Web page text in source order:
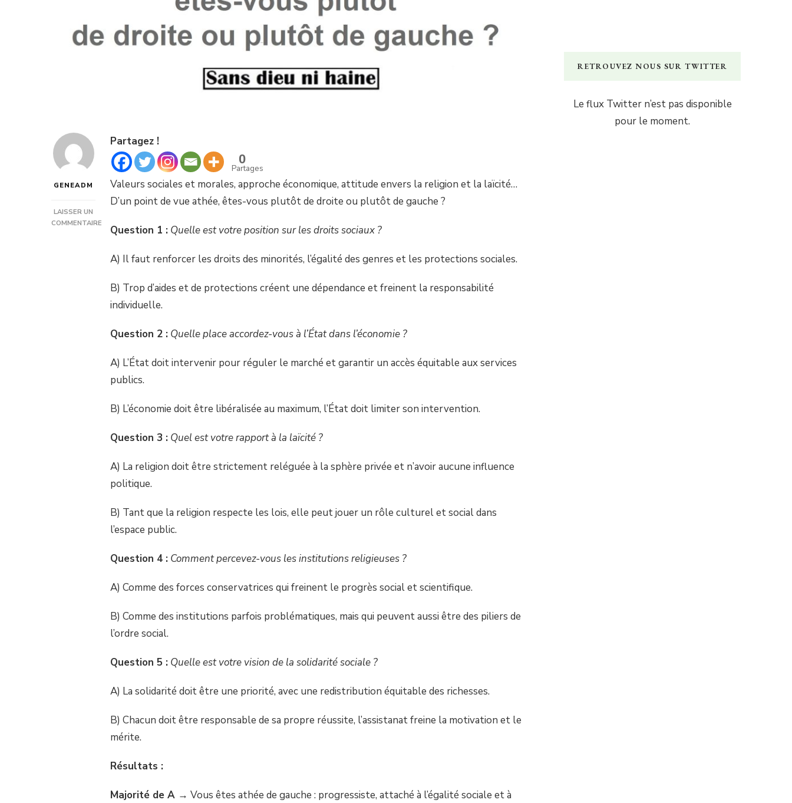
GENEADM
LAISSER UN
COMMENTAIRE
Partagez !
0
Partages
Valeurs sociales et morales, approche économique, attitude envers la religion et la laïcité…
D’un point de vue athée, êtes-vous plutôt de droite ou plutôt de gauche ?
Question 1 : Quelle est votre position sur les droits sociaux ?
A) Il faut renforcer les droits des minorités, l’égalité des genres et les protections sociales.
B) Trop d’aides et de protections créent une dépendance et freinent la responsabilité
individuelle.
Question 2 : Quelle place accordez-vous à l’État dans l’économie ?
A) L’État doit intervenir pour réguler le marché et garantir un accès équitable aux services
publics.
B) L’économie doit être libéralisée au maximum, l’État doit limiter son intervention.
Question 3 : Quel est votre rapport à la laïcité ?
A) La religion doit être strictement reléguée à la sphère privée et n’avoir aucune influence
politique.
B) Tant que la religion respecte les lois, elle peut jouer un rôle culturel et social dans
l’espace public.
Question 4 : Comment percevez-vous les institutions religieuses ?
A) Comme des forces conservatrices qui freinent le progrès social et scientifique.
B) Comme des institutions parfois problématiques, mais qui peuvent aussi être des piliers de
l’ordre social.
Question 5 : Quelle est votre vision de la solidarité sociale ?
A) La solidarité doit être une priorité, avec une redistribution équitable des richesses.
B) Chacun doit être responsable de sa propre réussite, l’assistanat freine la motivation et le
mérite.
Résultats :
Majorité de A → Vous êtes athée de gauche : progressiste, attaché à l’égalité sociale et à
RETROUVEZ NOUS SUR TWITTER
Le flux Twitter n’est pas disponible
pour le moment.